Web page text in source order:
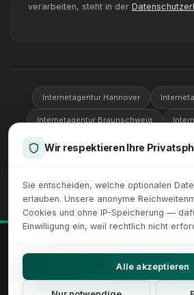
verarbeiten, steht in der
Internetagentur Hannover
Internetagentur Braunschweig
Internetagentur Wolfsburg
Alle erkennbaren Marken und Logos sind
Impressum Datenschutz
Wir respektieren Ihre
Sie entscheiden, welche optionalen
erlauben. Unsere anonyme
Cookies und ohne IP-Speicherung —
Einwilligung ein, weil rechtlich nicht
Alle akzeptieren